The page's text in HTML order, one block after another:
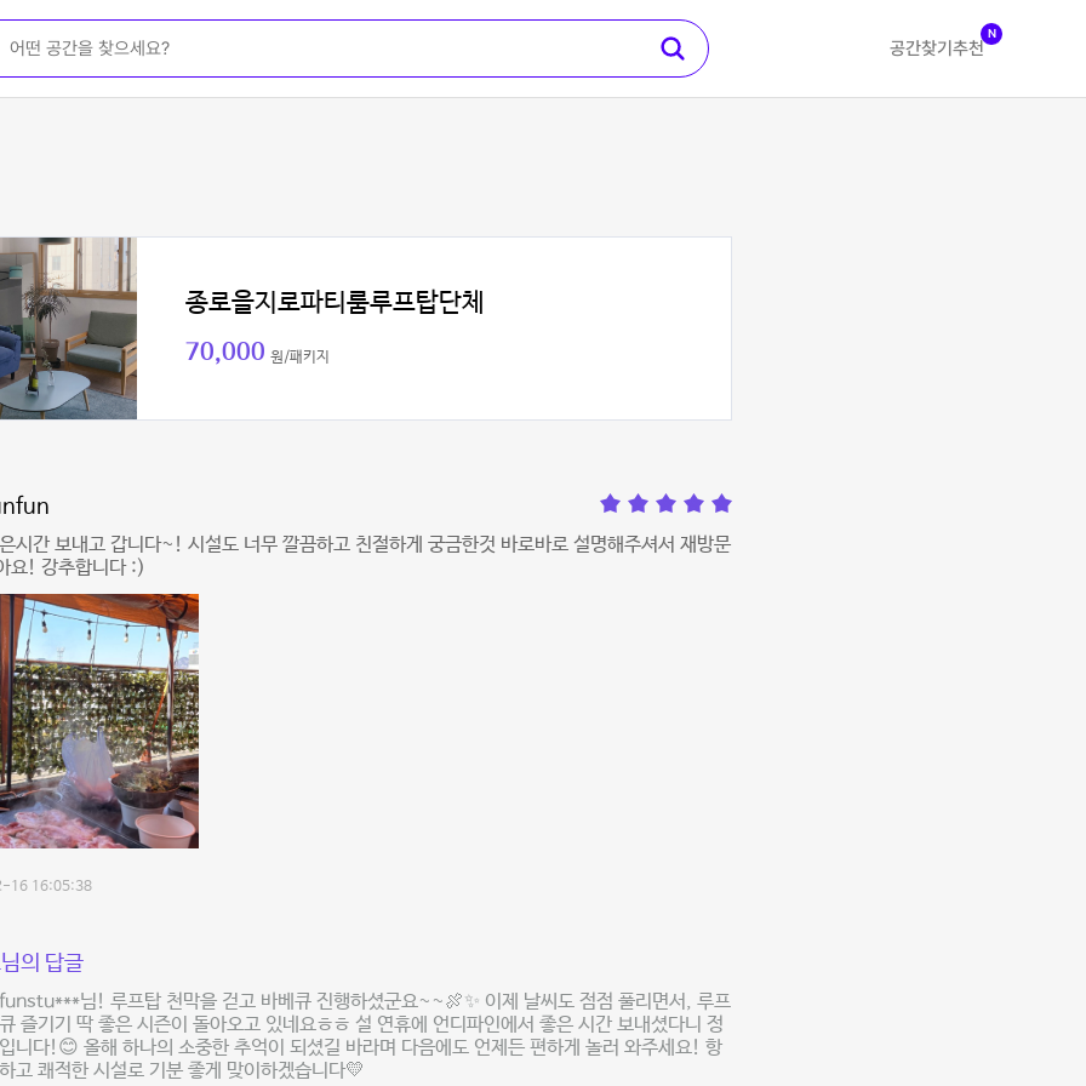
공간찾기 추천
N
종로을지로파티룸루프탑단체
70,000 원/패키지
시간 보내고 갑니다~! 시설도 너무 깔끔하고 친절하게 궁금한것 바로바로 설명해주셔서 재방문
요! 강추합니다 :)
16 16:05:38
의 답글
님! 루프탑 천막을 걷고 바베큐 진행하셨군요~~🍖✨ 이제 날씨도 점점 풀리면서, 루프
즐기기 딱 좋은 시즌이 돌아오고 있네요ㅎㅎ 설 연휴에 언디파인에서 좋은 시간 보내셨다니 정
니다!😊 올해 하나의 소중한 추억이 되셨길 바라며 다음에도 언제든 편하게 놀러 와주세요! 항
고 쾌적한 시설로 기분 좋게 맞이하겠습니다💛